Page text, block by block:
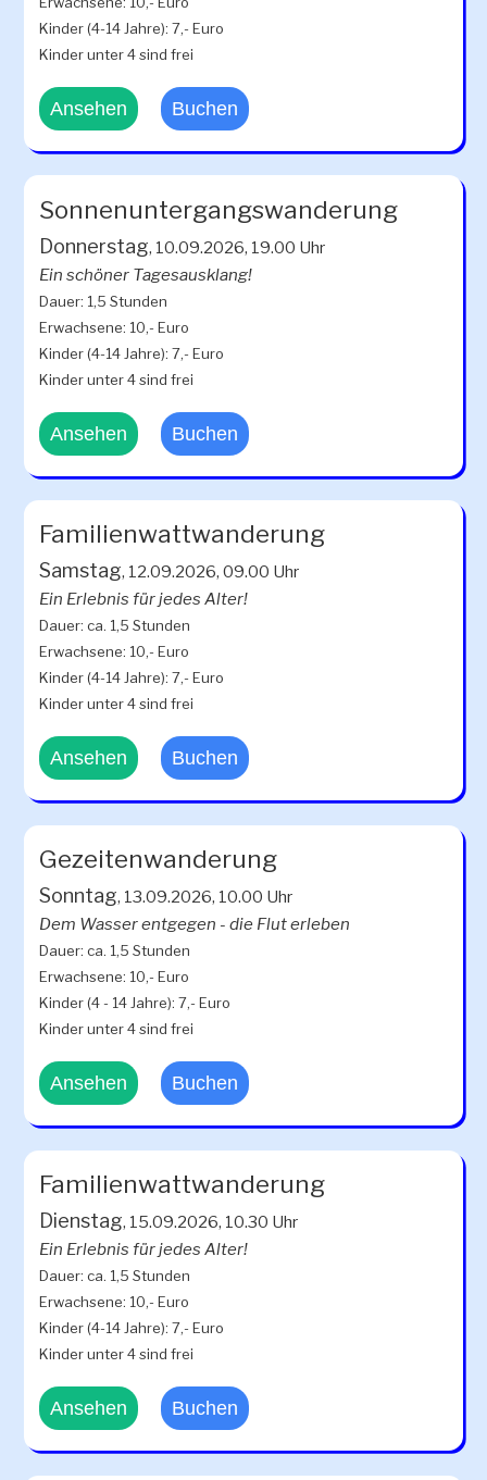
Kinder (4-14 Jahre): 7,- Euro
Kinder unter 4 sind frei
Ansehen Buchen
Sonnenuntergangswanderung
Donnerstag, 10.09.2026, 19.00 Uhr
Ein schöner Tagesausklang!
Dauer: 1,5 Stunden
Erwachsene: 10,- Euro
Kinder (4-14 Jahre): 7,- Euro
Kinder unter 4 sind frei
Ansehen Buchen
Familienwattwanderung
Samstag, 12.09.2026, 09.00 Uhr
Ein Erlebnis für jedes Alter!
Dauer: ca. 1,5 Stunden
Erwachsene: 10,- Euro
Kinder (4-14 Jahre): 7,- Euro
Kinder unter 4 sind frei
Ansehen Buchen
Gezeitenwanderung
Sonntag, 13.09.2026, 10.00 Uhr
Dem Wasser entgegen - die Flut erleben
Dauer: ca. 1,5 Stunden
Erwachsene: 10,- Euro
Kinder (4 - 14 Jahre): 7,- Euro
Kinder unter 4 sind frei
Ansehen Buchen
Familienwattwanderung
Dienstag, 15.09.2026, 10.30 Uhr
Ein Erlebnis für jedes Alter!
Dauer: ca. 1,5 Stunden
Erwachsene: 10,- Euro
Kinder (4-14 Jahre): 7,- Euro
Kinder unter 4 sind frei
Ansehen Buchen